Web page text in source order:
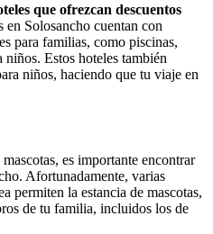
que ofrezcan descuentos
en Solosancho cuentan con
para familias, como piscinas,
niños. Estos hoteles también
niños, haciendo que tu viaje en
es importante encontrar
Afortunadamente, varias
permiten la estancia de mascotas,
de tu familia, incluidos los de